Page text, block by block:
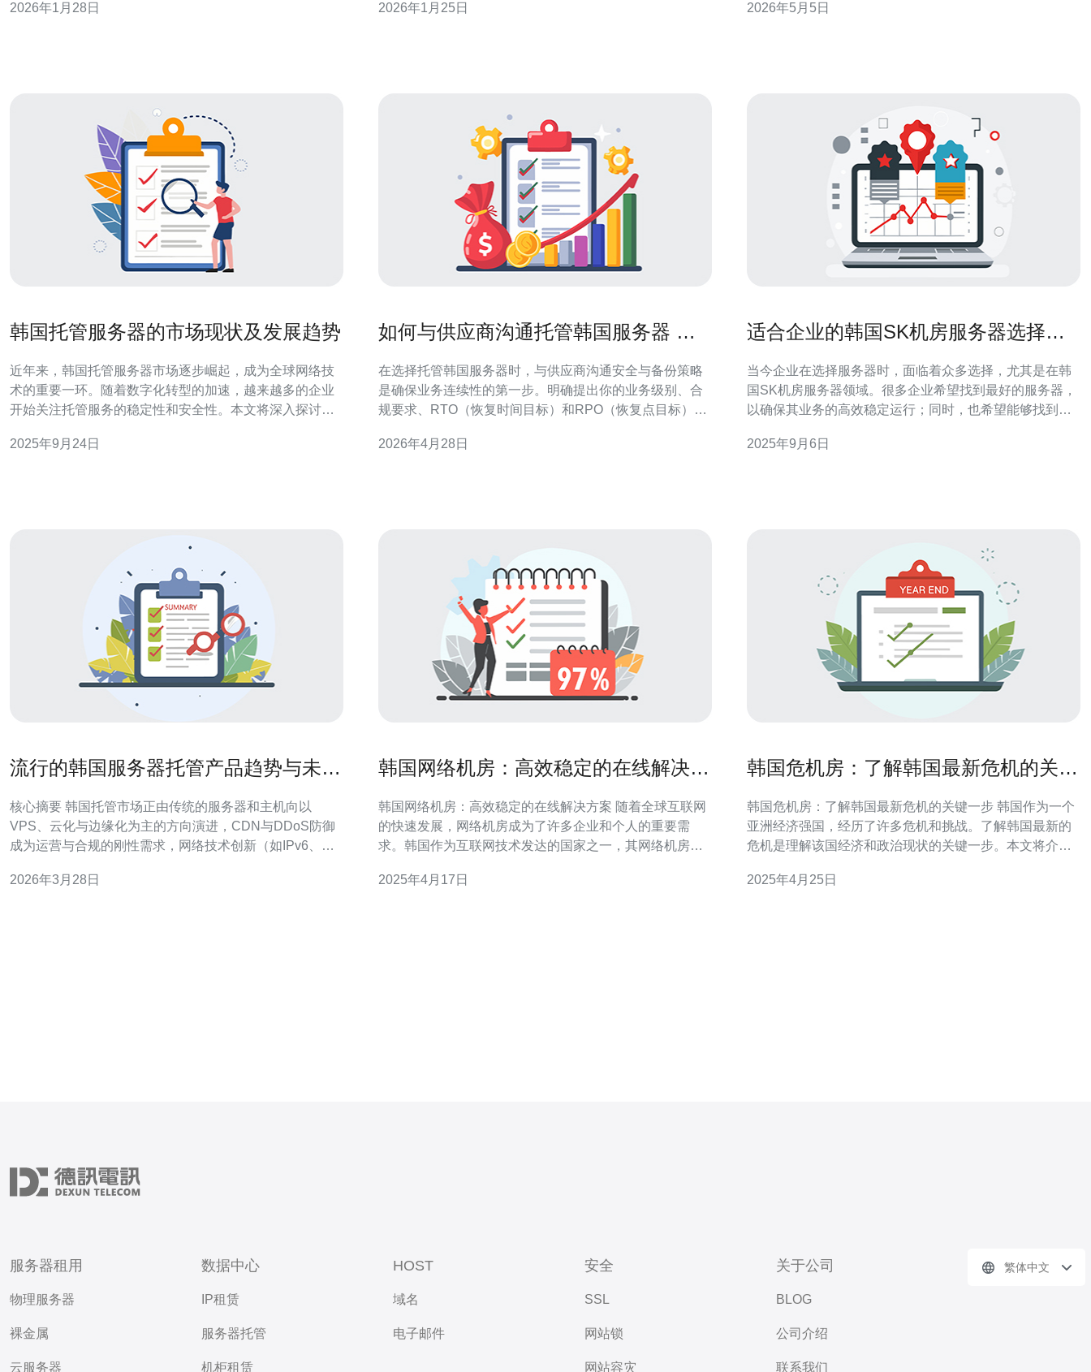
平。 1.2. 数据安全性：韩国对数据隐私
2026年1月28日
何选择最好的、最便宜的以及适合您的需求的韩国服务器
2026年1月25日
合规（如韩国个人信息保护法规）纳入SLA与运营考核。
2026年5月5日
韩国托管服务器的市场现状及发展趋势
近年来，韩国托管服务器市场逐步崛起，成为全球网络技
术的重要一环。随着数字化转型的加速，越来越多的企业
开始关注托管服务的稳定性和安全性。本文将深入探讨韩
展趋势以及为何选择德讯电讯作为服务提供商。 市场现状
2025年9月24日
如何与供应商沟通托管韩国服务器 的
在选择托管韩国服务器时，与供应商沟通安全与备份策略
是确保业务连续性的第一步。明确提出你的业务级别、合
规要求、RTO（恢复时间目标）和RPO（恢复点目标），
服务器机房的资质、访问控制、监控录像、运维人员背景
2026年4月28日
适合企业的韩国SK机房服务器选择指
当今企业在选择服务器时，面临着众多选择，尤其是在韩
国SK机房服务器领域。很多企业希望找到最好的服务器，
以确保其业务的高效稳定运行；同时，也希望能够找到最
企业则更关心最便宜的选项，以降低成本。本文将详细评
2025年9月6日
流行的韩国服务器托管产品趋势与未来
核心摘要 韩国托管市场正由传统的服务器和主机向以
VPS、云化与边缘化为主的方向演进，CDN与DDoS防御
成为运营与合规的刚性需求，网络技术创新（如IPv6、直
业务场景，企业应优先选择能提供全栈能力：稳定的服务
2026年3月28日
韩国网络机房：高效稳定的在线解决方
韩国网络机房：高效稳定的在线解决方案 随着全球互联网
的快速发展，网络机房成为了许多企业和个人的重要需
求。韩国作为互联网技术发达的国家之一，其网络机房在
韩国网络机房的特点和优势，以及为什么选择韩国网络机
2025年4月17日
韩国危机房：了解韩国最新危机的关键
韩国危机房：了解韩国最新危机的关键一步 韩国作为一个
亚洲经济强国，经历了许多危机和挑战。了解韩国最新的
危机是理解该国经济和政治现状的关键一步。本文将介绍
机房是一个专门研究和跟踪韩国危机的机构。它致力于收
2025年4月25日
服务器租用
物理服务器
裸金属
云服务器
数据中心
IP租赁
服务器托管
机柜租赁
HOST
域名
电子邮件
安全
SSL
网站锁
网站容灾
关于公司
BLOG
公司介绍
联系我们
繁体中文